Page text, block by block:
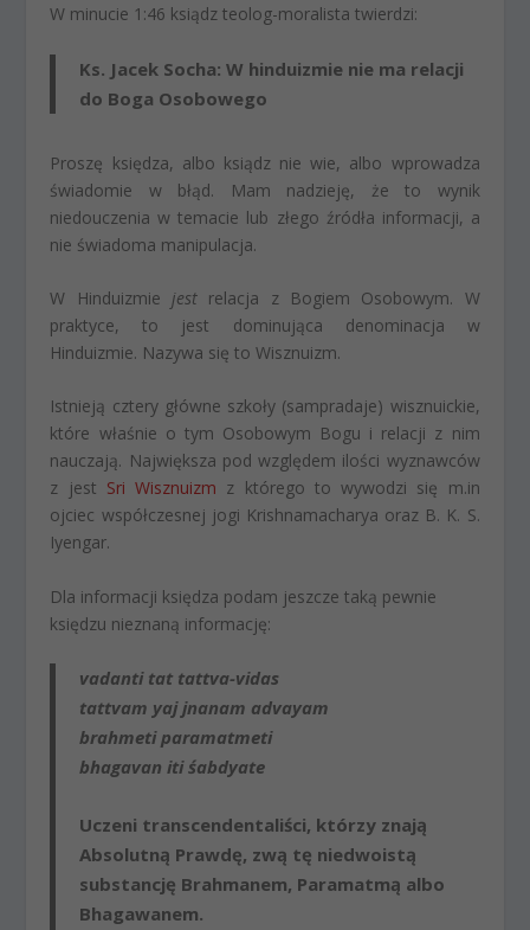
W minucie 1:46 ksiądz teolog-moralista twierdzi:
Ks. Jacek Socha: W hinduizmie nie ma relacji
do Boga Osobowego
Proszę księdza, albo ksiądz nie wie, albo wprowadza
świadomie w błąd. Mam nadzieję, że to wynik
niedouczenia w temacie lub złego źródła informacji, a
nie świadoma manipulacja.
W Hinduizmie jest relacja z Bogiem Osobowym. W
praktyce, to jest dominująca denominacja w
Hinduizmie. Nazywa się to Wisznuizm.
Istnieją cztery główne szkoły (sampradaje) wisznuickie,
które właśnie o tym Osobowym Bogu i relacji z nim
nauczają. Największa pod względem ilości wyznawców
z jest Sri Wisznuizm z którego to wywodzi się m.in
ojciec współczesnej jogi Krishnamacharya oraz B. K. S.
Iyengar.
Dla informacji księdza podam jeszcze taką pewnie
księdzu nieznaną informację:
vadanti tat tattva-vidas
tattvam yaj jnanam advayam
brahmeti paramatmeti
bhagavan iti śabdyate
Uczeni transcendentaliści, którzy znają
Absolutną Prawdę, zwą tę niedwoistą
substancję Brahmanem, Paramatmą albo
Bhagawanem.